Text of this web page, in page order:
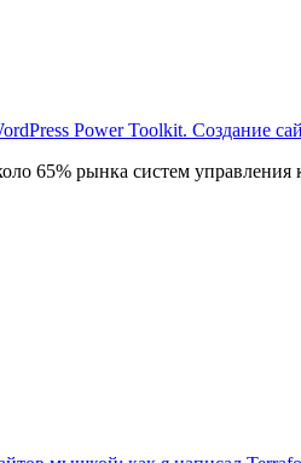
Power Toolkit. Создание
65% рынка систем